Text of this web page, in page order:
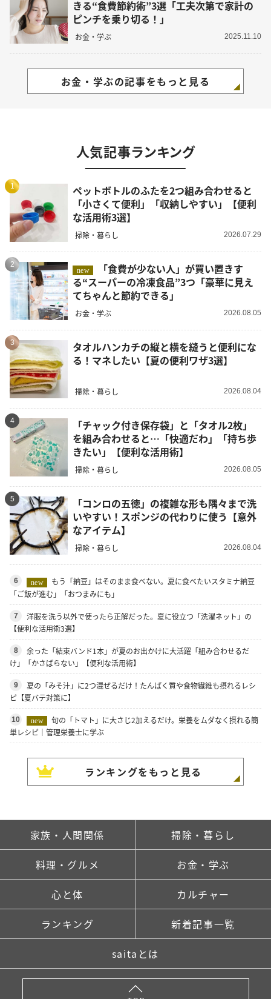
きる“食費節約術”3選「工夫次第で家計の
ピンチを乗り切る！」
お金・学ぶ 2025.11.10
お金・学ぶの記事をもっと見る
人気記事ランキング
1
ペットボトルのふたを2つ組み合わせると
「小さくて便利」「収納しやすい」【便利
な活用術3選】
掃除・暮らし 2026.07.29
2
new
る“スーパーの冷凍食品”3つ「豪華に見え
てちゃんと節約できる」
お金・学ぶ 2026.08.05
3
タオルハンカチの縦と横を縫うと便利にな
る！マネしたい【夏の便利ワザ3選】
掃除・暮らし 2026.08.04
4
「チャック付き保存袋」と「タオル2枚」
を組み合わせると…「快適だわ」「持ち歩
きたい」【便利な活用術】
掃除・暮らし 2026.08.05
5
「コンロの五徳」の複雑な形も隅々まで洗
いやすい！スポンジの代わりに使う【意外
なアイテム】
掃除・暮らし 2026.08.04
6 new
もう「納豆」はそのまま食べない。夏に食べたいスタミナ納豆
「ご飯が進む」「おつまみにも」
7
洋服を洗う以外で使ったら正解だった。夏に役立つ「洗濯ネット」の
【便利な活用術3選】
8
余った「結束バンド1本」が夏のお出かけに大活躍「組み合わせるだ
け」「かさばらない」【便利な活用術】
9
夏の「みそ汁」に2つ混ぜるだけ！たんぱく質や食物繊維も摂れるレシ
ピ【夏バテ対策に】
10 new
旬の「トマト」に大さじ2加えるだけ。栄養をムダなく摂れる簡
単レシピ｜管理栄養士に学ぶ
ランキングをもっと見る
家族・人間関係 掃除・暮らし
料理・グルメ お金・学ぶ
心と体 カルチャー
ランキング 新着記事一覧
saitaとは